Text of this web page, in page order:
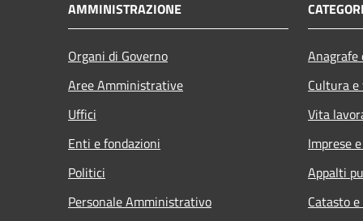
AMMINISTRAZIONE
Organi di Governo
Aree Amministrative
Uffici
Enti e fondazioni
Politici
Personale Amministrativo
Cultura
Vita
Imprese
Appalti
Catasto